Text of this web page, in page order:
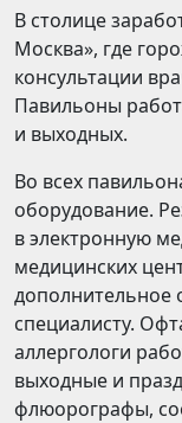
В столице
Москва», где
консультации
Павильоны
и выходных.
Во всех
оборудование.
в электронную
медицинских
дополнительное
специалисту.
аллергологи
выходные и
флюорографы,